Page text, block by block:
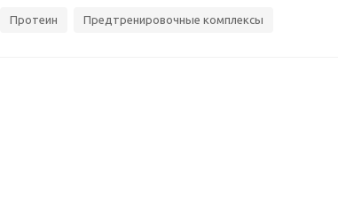
Протеин Предтренировочные комплексы